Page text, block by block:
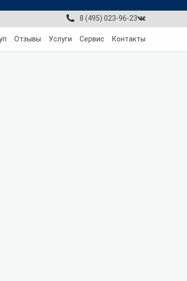
8 (495) 023-96-23
Отзывы Услуги Сервис Контакты